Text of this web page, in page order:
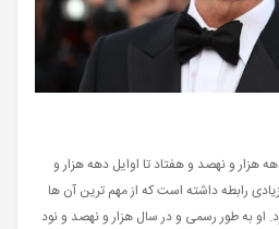
و نهصد و هفتاد تا اوایل دهه هزار و
رابطه داشته است که از مهم ترین آن ها
او به طور رسمی و در سال هزار و نهصد و نود